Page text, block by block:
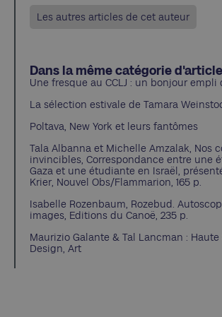
Les autres articles de cet auteur
Dans la même catégorie
Une fresque au CCLJ : un bonjour empli
La sélection estivale de Tamara
Poltava, New York et leurs fantômes
Tala Albanna et Michelle Amzalak, Nos
invincibles, Correspondance entre une
Gaza et une étudiante en Israël,
Krier, Nouvel Obs/Flammarion, 165 p.
Isabelle Rozenbaum, Rozebud.
images, Editions du Canoë, 235 p.
Maurizio Galante & Tal Lancman : Haute
Design, Art